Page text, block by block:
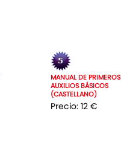
MANUAL DE PRIMEROS
AUXILIOS BÁSICOS
(CASTELLANO)
Precio: 12 €